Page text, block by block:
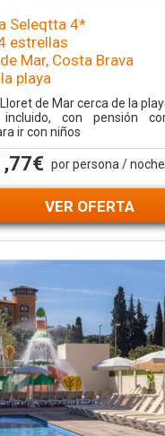
Seleqtta 4*
estrellas
Mar, Costa Brava
playa
de Mar cerca de la
con pensión
ir con niños
por persona / noche
VER OFERTA